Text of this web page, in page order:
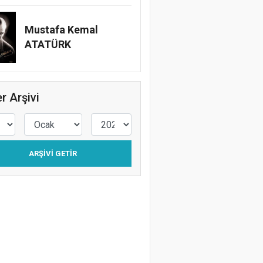
Mustafa Kemal
ATATÜRK
Arşivi
ARŞIVI GETIR